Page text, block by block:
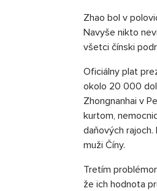
Zhao bol v
Navyše nikto
všetci čínski
Oficiálny plat
okolo 20 000
Zhongnanhai v
kurtom,
daňových
muži Číny.
Tretím
že ich hodnota